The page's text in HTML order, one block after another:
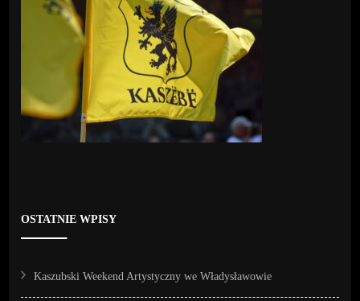
OSTATNIE WPISY
Kaszubski Weekend Artystyczny we Władysławowie